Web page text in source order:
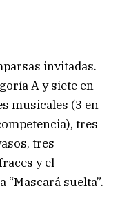
invitadas.
A y siete en
musicales (3 en
tres
tres
y el
suelta”.